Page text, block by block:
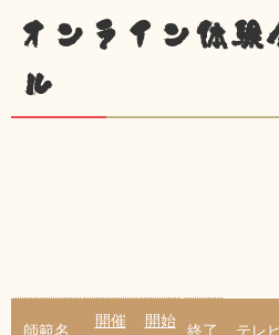
オンライン体験
ル
師範名
開催
開始
終了 テレ